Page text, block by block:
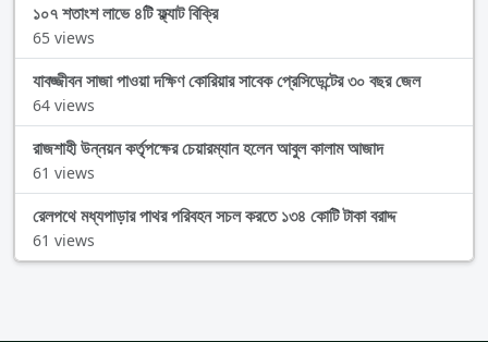
১০৭ শতাংশ লাভে ৪টি ফ্ল্যাট বিক্রি
65 views
যাবজ্জীবন সাজা পাওয়া দক্ষিণ কোরিয়ার সাবেক প্রেসিডেন্টের ৩০ বছর জেল
64 views
রাজশাহী উন্নয়ন কর্তৃপক্ষের চেয়ারম্যান হলেন আবুল কালাম আজাদ
61 views
রেলপথে মধ্যপাড়ার পাথর পরিবহন সচল করতে ১৩৪ কোটি টাকা বরাদ্দ
61 views